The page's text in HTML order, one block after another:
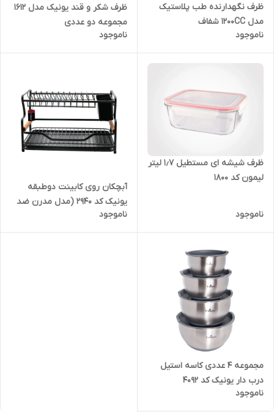
ظرف نگهدارنده طب پلاستیک
مدل 1200CC شفاف
ناموجود
ظرف شکر و قند یونیک مدل 1612
مجموعه دو عددی
ناموجود
ظرف شیشه ای مستطیل ۱٫۷ لیتر
لیمون کد 1800
ناموجود
آبچکان روی کابینت دوطبقه
یونیک کد 2940 (مدل مدرن ضد
زنگ)
ناموجود
مجموعه ۴ عددی کاسه استیل
درب دار یونیک کد 4092
ناموجود